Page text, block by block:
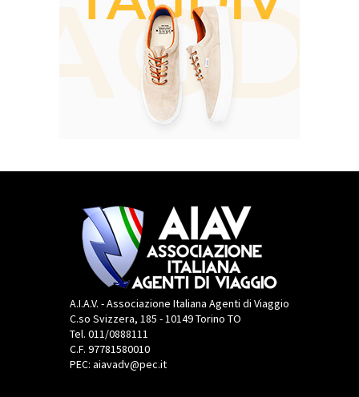
A.I.A.V. - Associazione Italiana Agenti di Viaggio
C.so Svizzera, 185 - 10149 Torino TO
Tel. 011/0888111
C.F. 97781580010
PEC: aiavadv@pec.it